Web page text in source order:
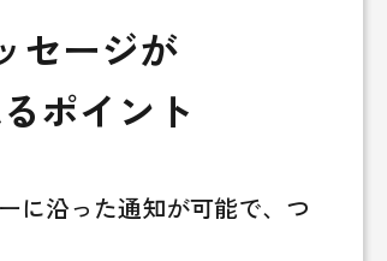
セージが
ポイント
に沿った通知が可能で、つ